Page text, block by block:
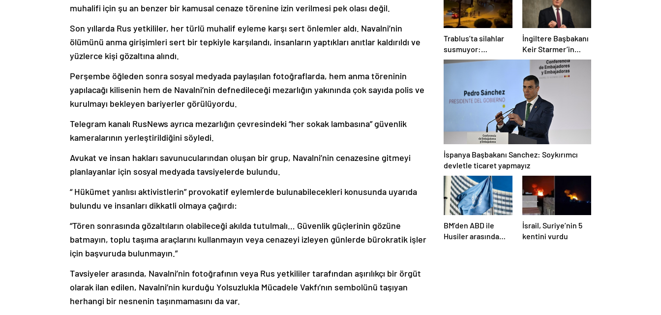
muhalifi için şu an benzer bir kamusal cenaze törenine izin verilmesi pek olası değil.
Son yıllarda Rus yetkililer, her türlü muhalif eyleme karşı sert önlemler aldı. Navalni’nin
ölümünü anma girişimleri sert bir tepkiyle karşılandı, insanların yaptıkları anıtlar kaldırıldı ve
yüzlerce kişi gözaltına alındı.
Perşembe öğleden sonra sosyal medyada paylaşılan fotoğraflarda, hem anma töreninin
yapılacağı kilisenin hem de Navalni’nin defnedileceği mezarlığın yakınında çok sayıda polis ve
kurulmayı bekleyen bariyerler görülüyordu.
Telegram kanalı RusNews ayrıca mezarlığın çevresindeki “her sokak lambasına” güvenlik
kameralarının yerleştirildiğini söyledi.
Avukat ve insan hakları savunucularından oluşan bir grup, Navalni’nin cenazesine gitmeyi
planlayanlar için sosyal medyada tavsiyelerde bulundu.
“ Hükümet yanlısı aktivistlerin” provokatif eylemlerde bulunabilecekleri konusunda uyarıda
bulundu ve insanları dikkatli olmaya çağırdı:
“Tören sonrasında gözaltıların olabileceği akılda tutulmalı… Güvenlik güçlerinin gözüne
batmayın, toplu taşıma araçlarını kullanmayın veya cenazeyi izleyen günlerde bürokratik işler
için başvuruda bulunmayın.”
Tavsiyeler arasında, Navalni’nin fotoğrafının veya Rus yetkililer tarafından aşırılıkçı bir örgüt
olarak ilan edilen, Navalni’nin kurduğu Yolsuzlukla Mücadele Vakfı’nın sembolünü taşıyan
herhangi bir nesnenin taşınmamasını da var.
Trablus’ta silahlar
susmuyor:
Çatışmalar
İngiltere Başbakanı
Keir Starmer’in
evinde yangın çıktı
İspanya Başbakanı Sanchez: Soykırımcı
devletle ticaret yapmayız
BM’den ABD ile
Husiler arasında
İsrail, Suriye’nin 5
kentini vurdu